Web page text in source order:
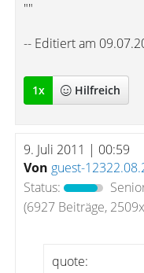
""
-- Editiert am
1x Hilfreich
9. Juli 2011 | 00:59
Von guest-
Status:
(6927 Beiträge,
quote: